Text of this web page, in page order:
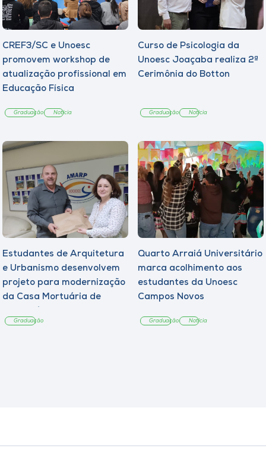
CREF3/SC e Unoesc
promovem workshop de
atualização profissional em
Educação Física
Graduação Notícia
Curso de Psicologia da
Unoesc Joaçaba realiza 2ª
Cerimônia do Botton
Graduação Notícia
Estudantes de Arquitetura
e Urbanismo desenvolvem
projeto para modernização
da Casa Mortuária de
Graduação
Quarto Arraiá Universitário
marca acolhimento aos
estudantes da Unoesc
Campos Novos
Graduação Notícia